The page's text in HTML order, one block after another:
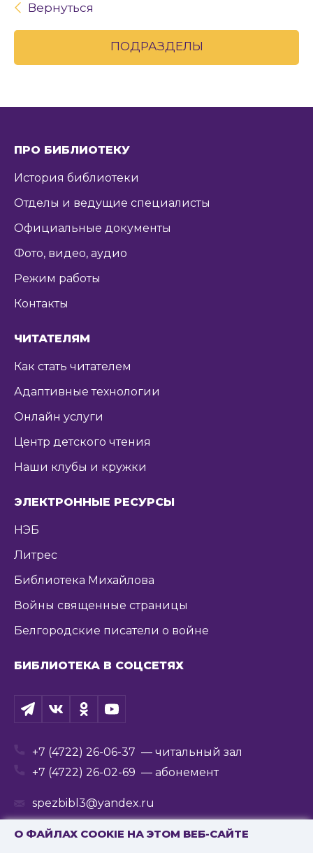
О ФАЙЛАХ COOKIE НА ЭТОМ ВЕБ-САЙТЕ
Вернуться
ПОДРАЗДЕЛЫ
ПРО БИБЛИОТЕКУ
История библиотеки
Отделы и ведущие специалисты
Официальные документы
Фото, видео, аудио
Режим работы
Контакты
ЧИТАТЕЛЯМ
Как стать читателем
Адаптивные технологии
Онлайн услуги
Центр детского чтения
Наши клубы и кружки
ЭЛЕКТРОННЫЕ РЕСУРСЫ
НЭБ
Литрес
Библиотека Михайлова
Войны священные страницы
Белгородские писатели о войне
БИБЛИОТЕКА В СОЦСЕТЯХ
+7 (4722) 26-06-37 — читальный зал
+7 (4722) 26-02-69 — абонемент
spezbibl3@yandex.ru